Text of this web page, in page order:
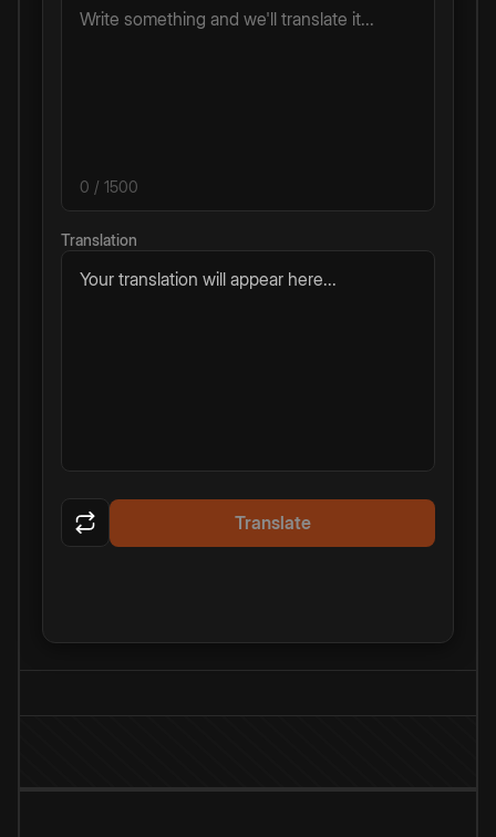
0 / 1500
Translation
Your translation will appear here...
Translate